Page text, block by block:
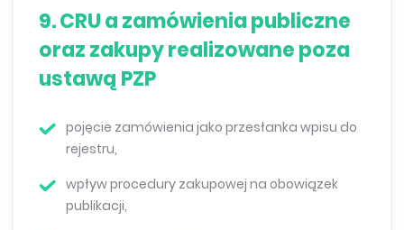
9. CRU a zamówienia publiczne
oraz zakupy realizowane poza
ustawą PZP
pojęcie zamówienia jako przesłanka wpisu do
rejestru,
wpływ procedury zakupowej na obowiązek
publikacji,